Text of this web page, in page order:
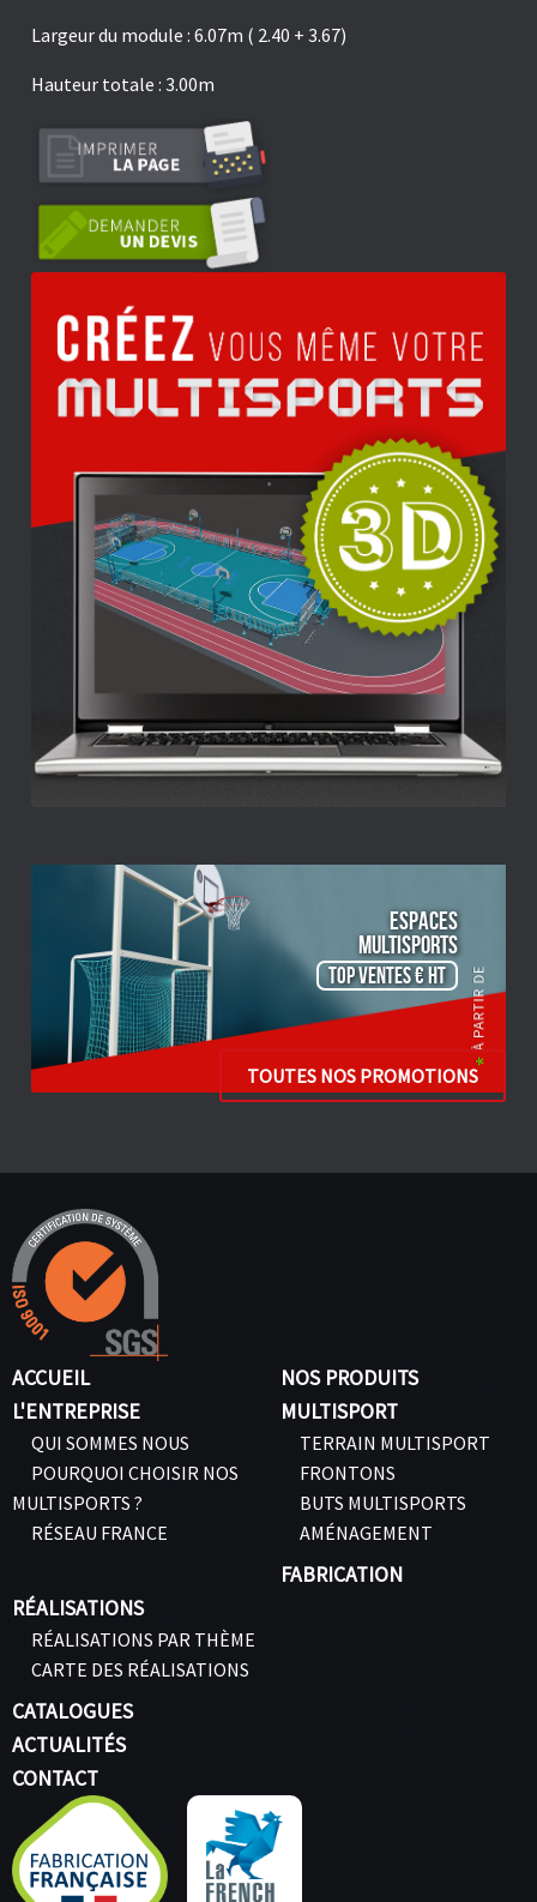
Largeur du module : 6.07m ( 2.40 + 3.67)
Hauteur totale : 3.00m
ESPACES
Multisports
TOP VENTES € HT
TOUTES NOS PROMOTIONS
ACCUEIL
L'ENTREPRISE
QUI SOMMES NOUS
POURQUOI CHOISIR NOS
MULTISPORTS ?
RÉSEAU FRANCE
NOS PRODUITS
MULTISPORT
TERRAIN MULTISPORT
FRONTONS
BUTS MULTISPORTS
AMÉNAGEMENT
FABRICATION
RÉALISATIONS
RÉALISATIONS PAR THÈME
CARTE DES RÉALISATIONS
CATALOGUES
ACTUALITÉS
CONTACT